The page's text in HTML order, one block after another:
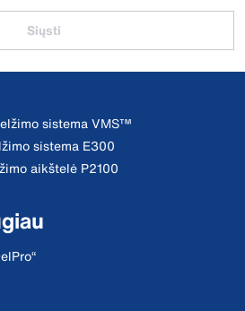
Siųsti
sistema VMS™
sistema E300
aikštelė P2100